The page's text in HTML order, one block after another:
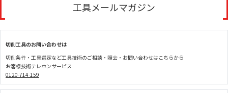
工具メールマガジン
切削工具のお問い合わせは
切削条件・工具選定など工具技術のご相談・照会・お問い合わせはこちらから
お客様技術テレホンサービス
0120-714-159